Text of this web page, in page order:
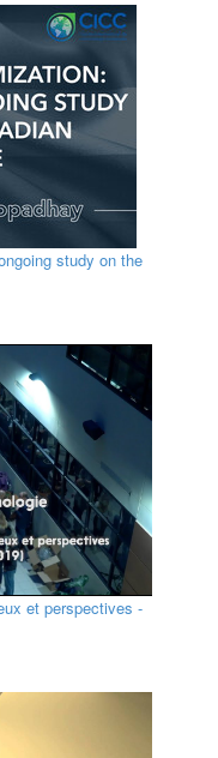
study on the
et perspectives -